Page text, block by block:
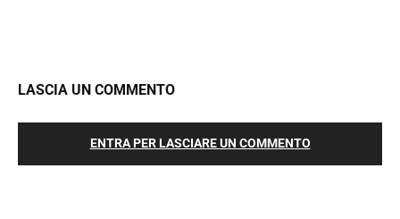
LASCIA UN COMMENTO
ENTRA PER LASCIARE UN COMMENTO